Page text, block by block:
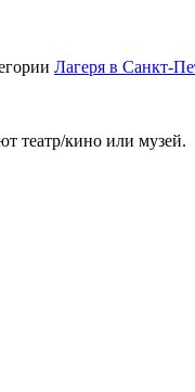
Лагеря в Санкт-
театр/кино или музей.